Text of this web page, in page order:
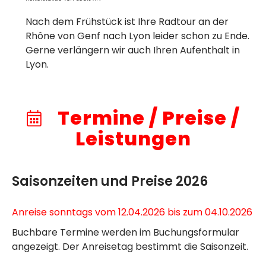
Nach dem Frühstück ist Ihre Radtour an der
Rhône von Genf nach Lyon leider schon zu Ende.
Gerne verlängern wir auch Ihren Aufenthalt in
Lyon.
Termine / Preise /
Leistungen
Saisonzeiten und Preise 2026
Anreise sonntags vom 12.04.2026 bis zum 04.10.2026
Buchbare Termine werden im Buchungsformular
angezeigt. Der Anreisetag bestimmt die Saisonzeit.